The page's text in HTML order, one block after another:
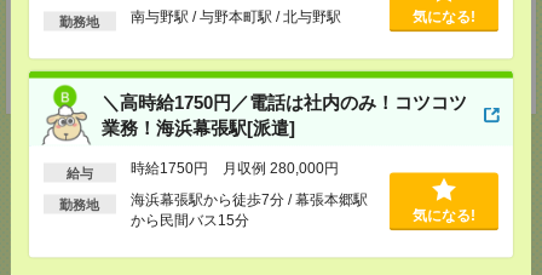
以上
勤務地 南与野駅 / 与野本町駅 / 北与野駅 気になる!
＼高時給1750円／電話は社内のみ！コツコツ
業務！海浜幕張駅[派遣]
給与 時給1750円 月収例 280,000円
勤務地
海浜幕張駅から徒歩7分 / 幕張本郷駅
から民間バス15分
気になる!
千葉テクニカルセンター
TEL：0120-022-142
担当：採用担当者
応募ページへ